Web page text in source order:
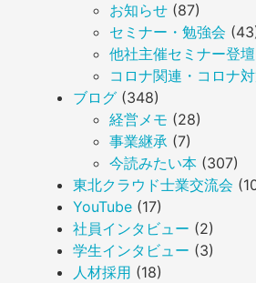
お知らせ (87)
セミナー・勉強会
他社主催セミナー登壇
コロナ関連・コロナ
ブログ (348)
経営メモ (28)
事業継承 (7)
今読みたい本 (307)
東北クラウド士業交流会
YouTube (17)
社員インタビュー (2)
学生インタビュー (3)
人材採用 (18)